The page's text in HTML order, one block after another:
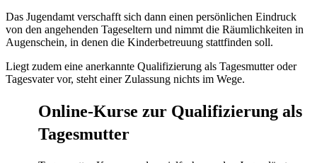
Das Jugendamt verschafft sich dann einen persönlichen Eindruck
von den angehenden Tageseltern und nimmt die Räumlichkeiten in
Augenschein, in denen die Kinderbetreuung stattfinden soll.
Liegt zudem eine anerkannte Qualifizierung als Tagesmutter oder
Tagesvater vor, steht einer Zulassung nichts im Wege.
Online-Kurse zur Qualifizierung als
Tagesmutter